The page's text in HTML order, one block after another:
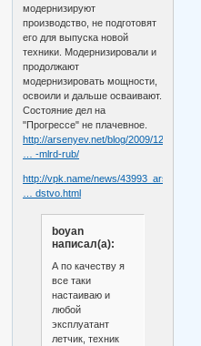
модернизируют
производство, не подготовят
его для выпуска новой
техники. Модернизировали и
продолжают
модернизировать мощности,
освоили и дальше осваивают.
Состояние дел на
"Прогрессе" не плачевное.
http://arsenyev.net/blog/2009/12/07/obe
… -mlrd-rub/
http://vpk.name/news/
… dstvo.html
boyan
написал(а):
А по качеству я
все таки
настаиваю и
любой
эксплуатант
летчик, техник